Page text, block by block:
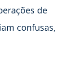
de
confusas,